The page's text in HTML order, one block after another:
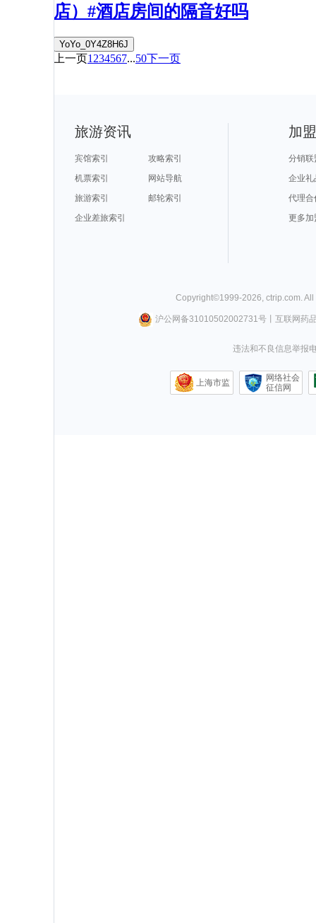
店）#酒店房间的隔音好吗
YoYo_0Y4Z8H6J
上一页1 234567...50下一页
旅游资讯
宾馆索引
攻略索引
机票索引
网站导航
旅游索引
邮轮索引
企业差旅索引
加
分销联
企业礼
代理合
更多加
Copyright©1999-2026, ctrip.com.
沪公网备31010502002731号丨 互联网药
违法和不良信息举报
上海市监
网络社会
征信网